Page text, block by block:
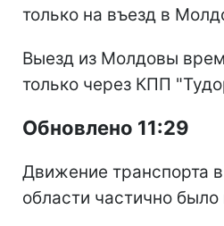
только на въезд в
Выезд из Молдовы
только через КПП
Обновлено 11:29
Движение транспорта
области частично было